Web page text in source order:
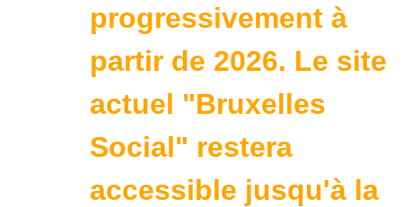
progressivement à
partir de 2026. Le site
actuel "Bruxelles
Social" restera
accessible jusqu'à la